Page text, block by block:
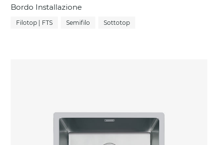
Bordo Installazione
Filotop | FTS Semifilo Sottotop